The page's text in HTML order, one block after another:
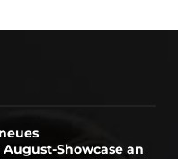
Showcase an